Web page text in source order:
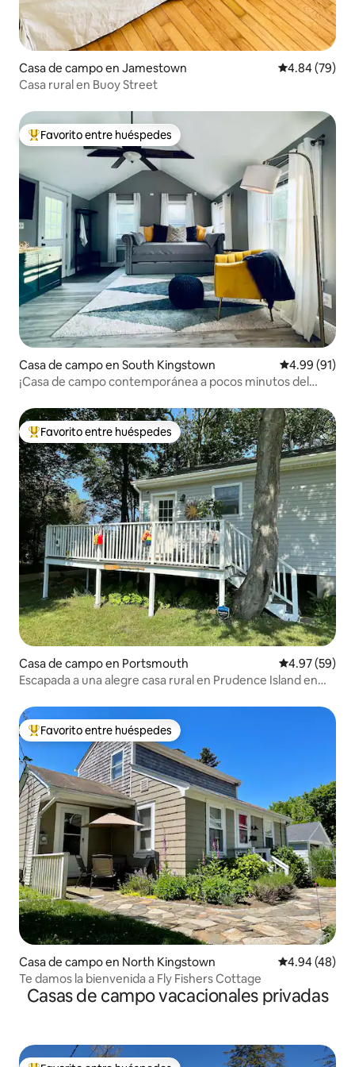
Casa de campo en Jamestown Calificación
4.84 (79)
Casa rural en Buoy Street
Favorito entre huéspedes preferido
Favorito entre huéspedes
Casa de campo en South Kingstown Calificación
4.99 (91)
¡Casa de campo contemporánea a pocos minutos del
Favorito entre huéspedes preferido
Favorito entre huéspedes
Casa de campo en Portsmouth Calificación
4.97 (59)
Escapada a una alegre casa rural en Prudence Island en
Favorito entre huéspedes preferido
Favorito entre huéspedes
Casa de campo en North Kingstown Calificación
4.94 (48)
Te damos la bienvenida a Fly Fishers Cottage
Casas de campo vacacionales privadas